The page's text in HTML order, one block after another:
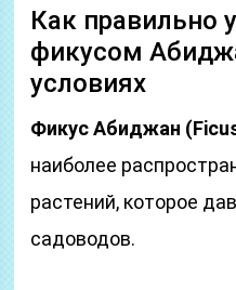
Как правильно
фикусом
условиях
Фикус Абиджан
наиболее
растений, которое
садоводов.